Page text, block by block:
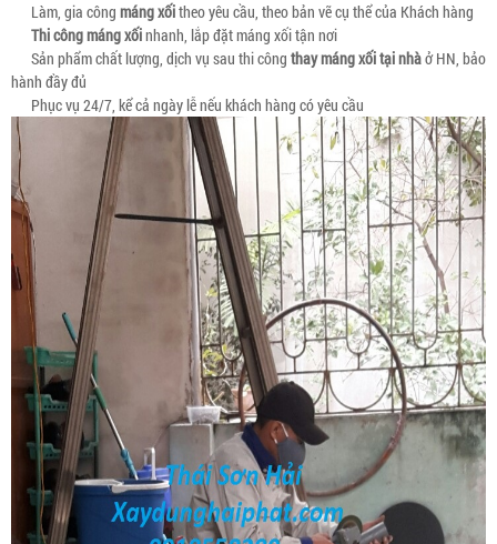
Làm, gia công máng xốitheo yêu cầu, theo bản vẽ cụ thể của Khách hàng
Thi công máng xốinhanh, lắp đặt máng xối tận nơi
Sản phẩm chất lượng, dịch vụ sau thi công thay máng xối tại nhàở HN, bảo
hành đầy đủ
Phục vụ 24/7, kể cả ngày lễ nếu khách hàng có yêu cầu